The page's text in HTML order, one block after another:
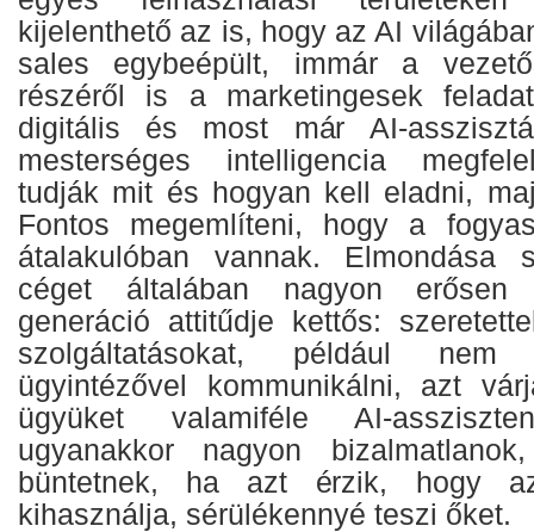
kijelenthető az is, hogy az AI
sales egybeépült, immár a
részéről is a marketingesek
digitális és most már AI-
mesterséges intelligencia
tudják mit és hogyan kell eladni,
Fontos megemlíteni, hogy a
átalakulóban vannak. Elmondása
céget általában nagyon erősen
generáció attitűdje kettős:
szolgáltatásokat, például
ügyintézővel kommunikálni, azt
ügyüket valamiféle AI-
ugyanakkor nagyon
büntetnek, ha azt érzik, hogy az
kihasználja, sérülékennyé teszi őket.